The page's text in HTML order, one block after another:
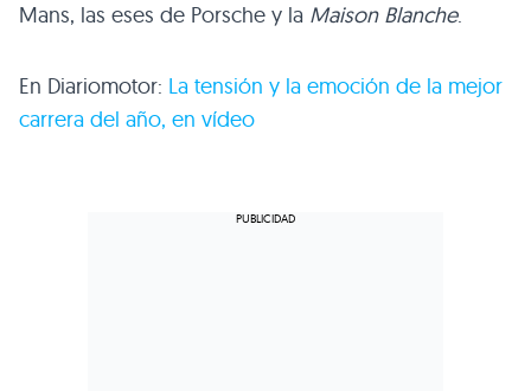
Mans, las eses de Porsche y la Maison Blanche.
En Diariomotor: La tensión y la emoción de la mejor
carrera del año, en vídeo